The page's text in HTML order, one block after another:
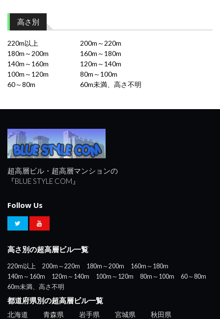
高さ別
220m以上
200m～220m
180m～200m
160m～180m
140m～160m
120m～140m
100m～120m
80m～100m
60～80m
60m未満、高さ不明
超高層ビル・超高層マンションの
『BLUE STYLE COM』
Follow Us
高さ別の超高層ビル一覧
220m以上 200m～220m 180m～200m
160m～180m
140m～160m
120m～140m 100m～120m 80m～100m
60～80m
60m未満、高さ不明
都道府県別の超高層ビル一覧
北海道 青森県 岩手県 宮城県
秋田県